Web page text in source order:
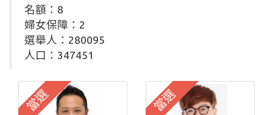
名額：8
婦女保障：2
選舉人：280095
人口：347451
當選 當選